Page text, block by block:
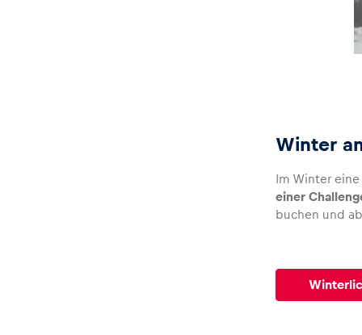
Winter
Im Winter
einer
buchen und